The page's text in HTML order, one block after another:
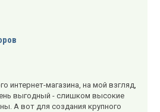
интернет-магазина, на мой взгляд,
выгодный - слишком высокие
А вот для создания крупного